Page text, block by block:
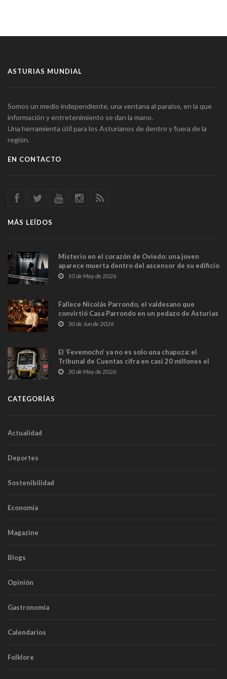
ASTURIAS MUNDIAL
Somos un medio independiente, una ventana al paraíso, en la que
información y entretenimiento se dan la mano.
Una herramienta útil para los Asturianos de dentro y fuera de la
región.
EN CONTACTO
MÁS LEÍDOS
Misterio en el corazón de Oviedo: una joven
aparece muerta dentro del ascensor de su edificio
y las cámaras captan sus últimos minutos
10 de May de 2026
Fallece Nicolás Parrondo, el valdesano que
convirtió Casa Parrondo en un pedazo de Asturias
en Madrid
30 de Jun de 2026
El ‘Fevemocho’ ya no es solo una chapuza: el
Tribunal de Cuentas cifra en casi 20 millones el
sobrecoste de los trenes que no cabían por los
30 de May de 2026
CATEGORÍAS
Actualidad
Deportes
Sostenibilidad
Economía
Magazine
Blogs
Opinión
Gastronomía
Calendarios
Folklore